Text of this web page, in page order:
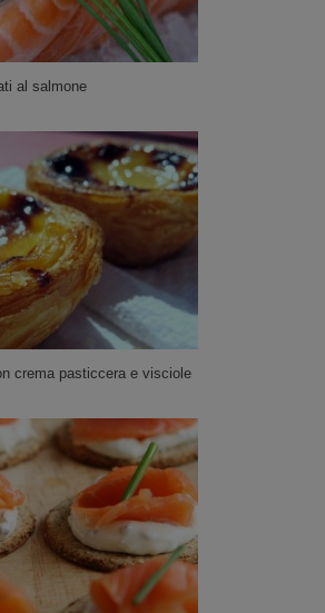
al salmone
crema pasticcera e visciole